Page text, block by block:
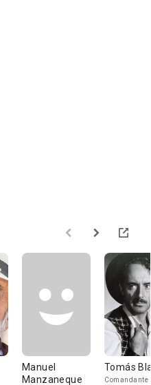
Manuel
Manzaneque
Tomás
Comandante